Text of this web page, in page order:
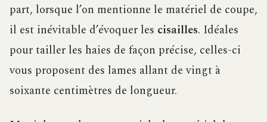
part, lorsque l’on mentionne le matériel de coupe,
il est inévitable d’évoquer les cisailles. Idéales
pour tailler les haies de façon précise, celles-ci
vous proposent des lames allant de vingt à
soixante centimètres de longueur.